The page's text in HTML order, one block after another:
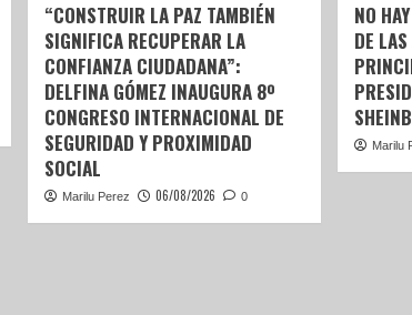
“CONSTRUIR LA PAZ TAMBIÉN
SIGNIFICA RECUPERAR LA
CONFIANZA CIUDADANA”:
DELFINA GÓMEZ INAUGURA 8º
CONGRESO INTERNACIONAL DE
SEGURIDAD Y PROXIMIDAD
SOCIAL
Marilu Perez 06/08/2026 0
NO
DE
Marilu